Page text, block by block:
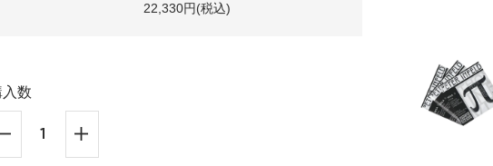
22,330円(税込)
入数